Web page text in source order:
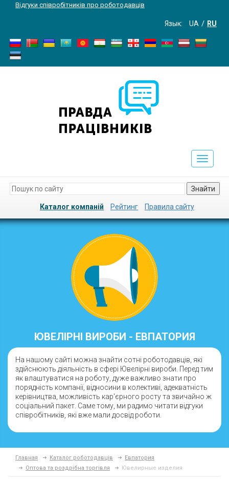
Відгуки співробітників про роботодавців
Язык: UA RU
Toggle
Знайти
Каталог компаній Рейтинг Правила сайту
ЮВЕЛІРНІ ВИРОБИ - ЕВПАТОРИЯ
На нашому сайті можна знайти сотні роботодавців, які
здійснюють діяльність в сфері Ювелірні вироби. Перед тим
як влаштуватися на роботу, дуже важливо знати про
порядність компанії, відносини в колективі, адекватність
керівництва, можливість кар'єрного росту та звичайно ж
соціальний пакет. Саме тому, ми радимо читати відгуки
співробітників, які вже мали досвід роботи.
Главная Каталог роботодавців
Евпатория
Оптова та роздрібна торгівля
Ювелирные изделия